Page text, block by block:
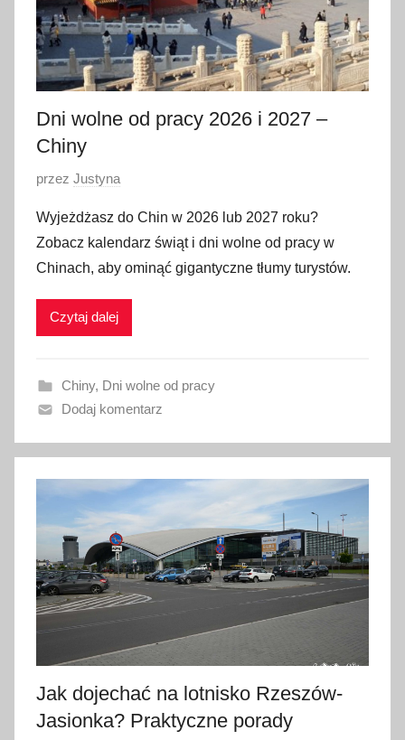
Dni wolne od pracy 2026 i 2027 –
Chiny
O
u
b
l
i
a
n
2
l
a
2
przez Justyna
Wyjeżdżasz do Chin w 2026 lub 2027 roku?
Zobacz kalendarz świąt i dni wolne od pracy w
Chinach, aby ominąć gigantyczne tłumy turystów.
Czytaj dalej
Chiny, Dni wolne od pracy
Dodaj komentarz
Jak dojechać na lotnisko Rzeszów-
Jasionka? Praktyczne porady